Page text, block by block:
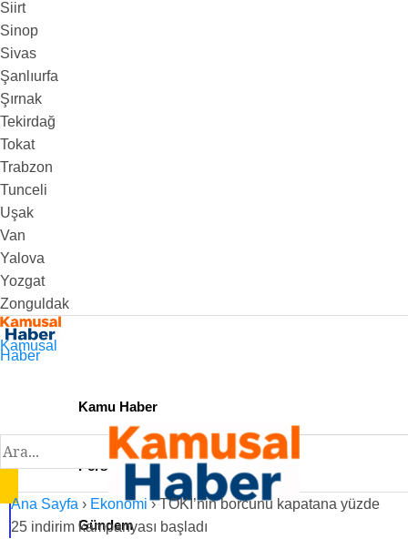
Siirt
Sinop
Sivas
Şanlıurfa
Şırnak
Tekirdağ
Tokat
Trabzon
Tunceli
Uşak
Van
Yalova
Yozgat
Zonguldak
Kamusal
Haber
Kamu Haber
Personel İlan
Gündem
Ana Sayfa › Ekonomi›TOKİ’nin borcunu kapatana yüzde
25 indirim kampanyası başladı